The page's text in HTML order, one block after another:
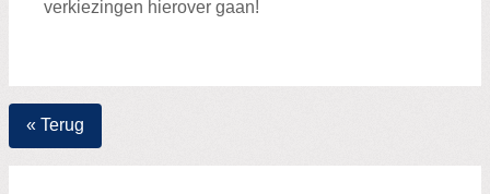
verkiezingen hierover gaan!
« Terug